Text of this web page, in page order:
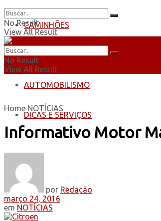
CAMINHÕES
ÔNIBUS
AUTOMOBILISMO
DICAS E SERVIÇOS
No Result
View All Result
No Result
View All Result
Home NOTÍCIAS
Informativo Motor
por Redação
março 24, 2016
em NOTÍCIAS